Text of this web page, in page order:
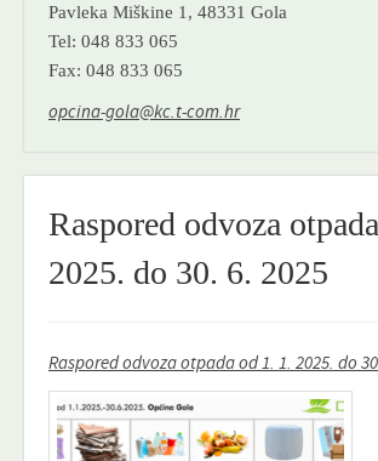
Pavleka Miškine 1, 48331 Gola
Tel: 048 833 065
Fax: 048 833 065
opcina-gola@kc.t-com.hr
Raspored odvoza
2025. do 30. 6. 2025
Raspored odvoza otpada od 1. 1. 2025. do